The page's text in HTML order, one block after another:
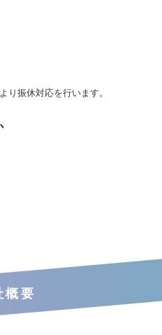
り振休対応を行います。
概要